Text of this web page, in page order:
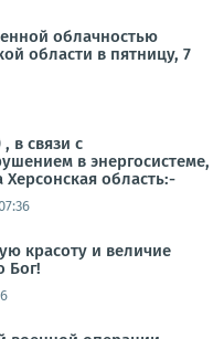
облачностью
области в пятницу, 7
в связи с
в энергосистеме,
область:-
красоту и величие
Бог!